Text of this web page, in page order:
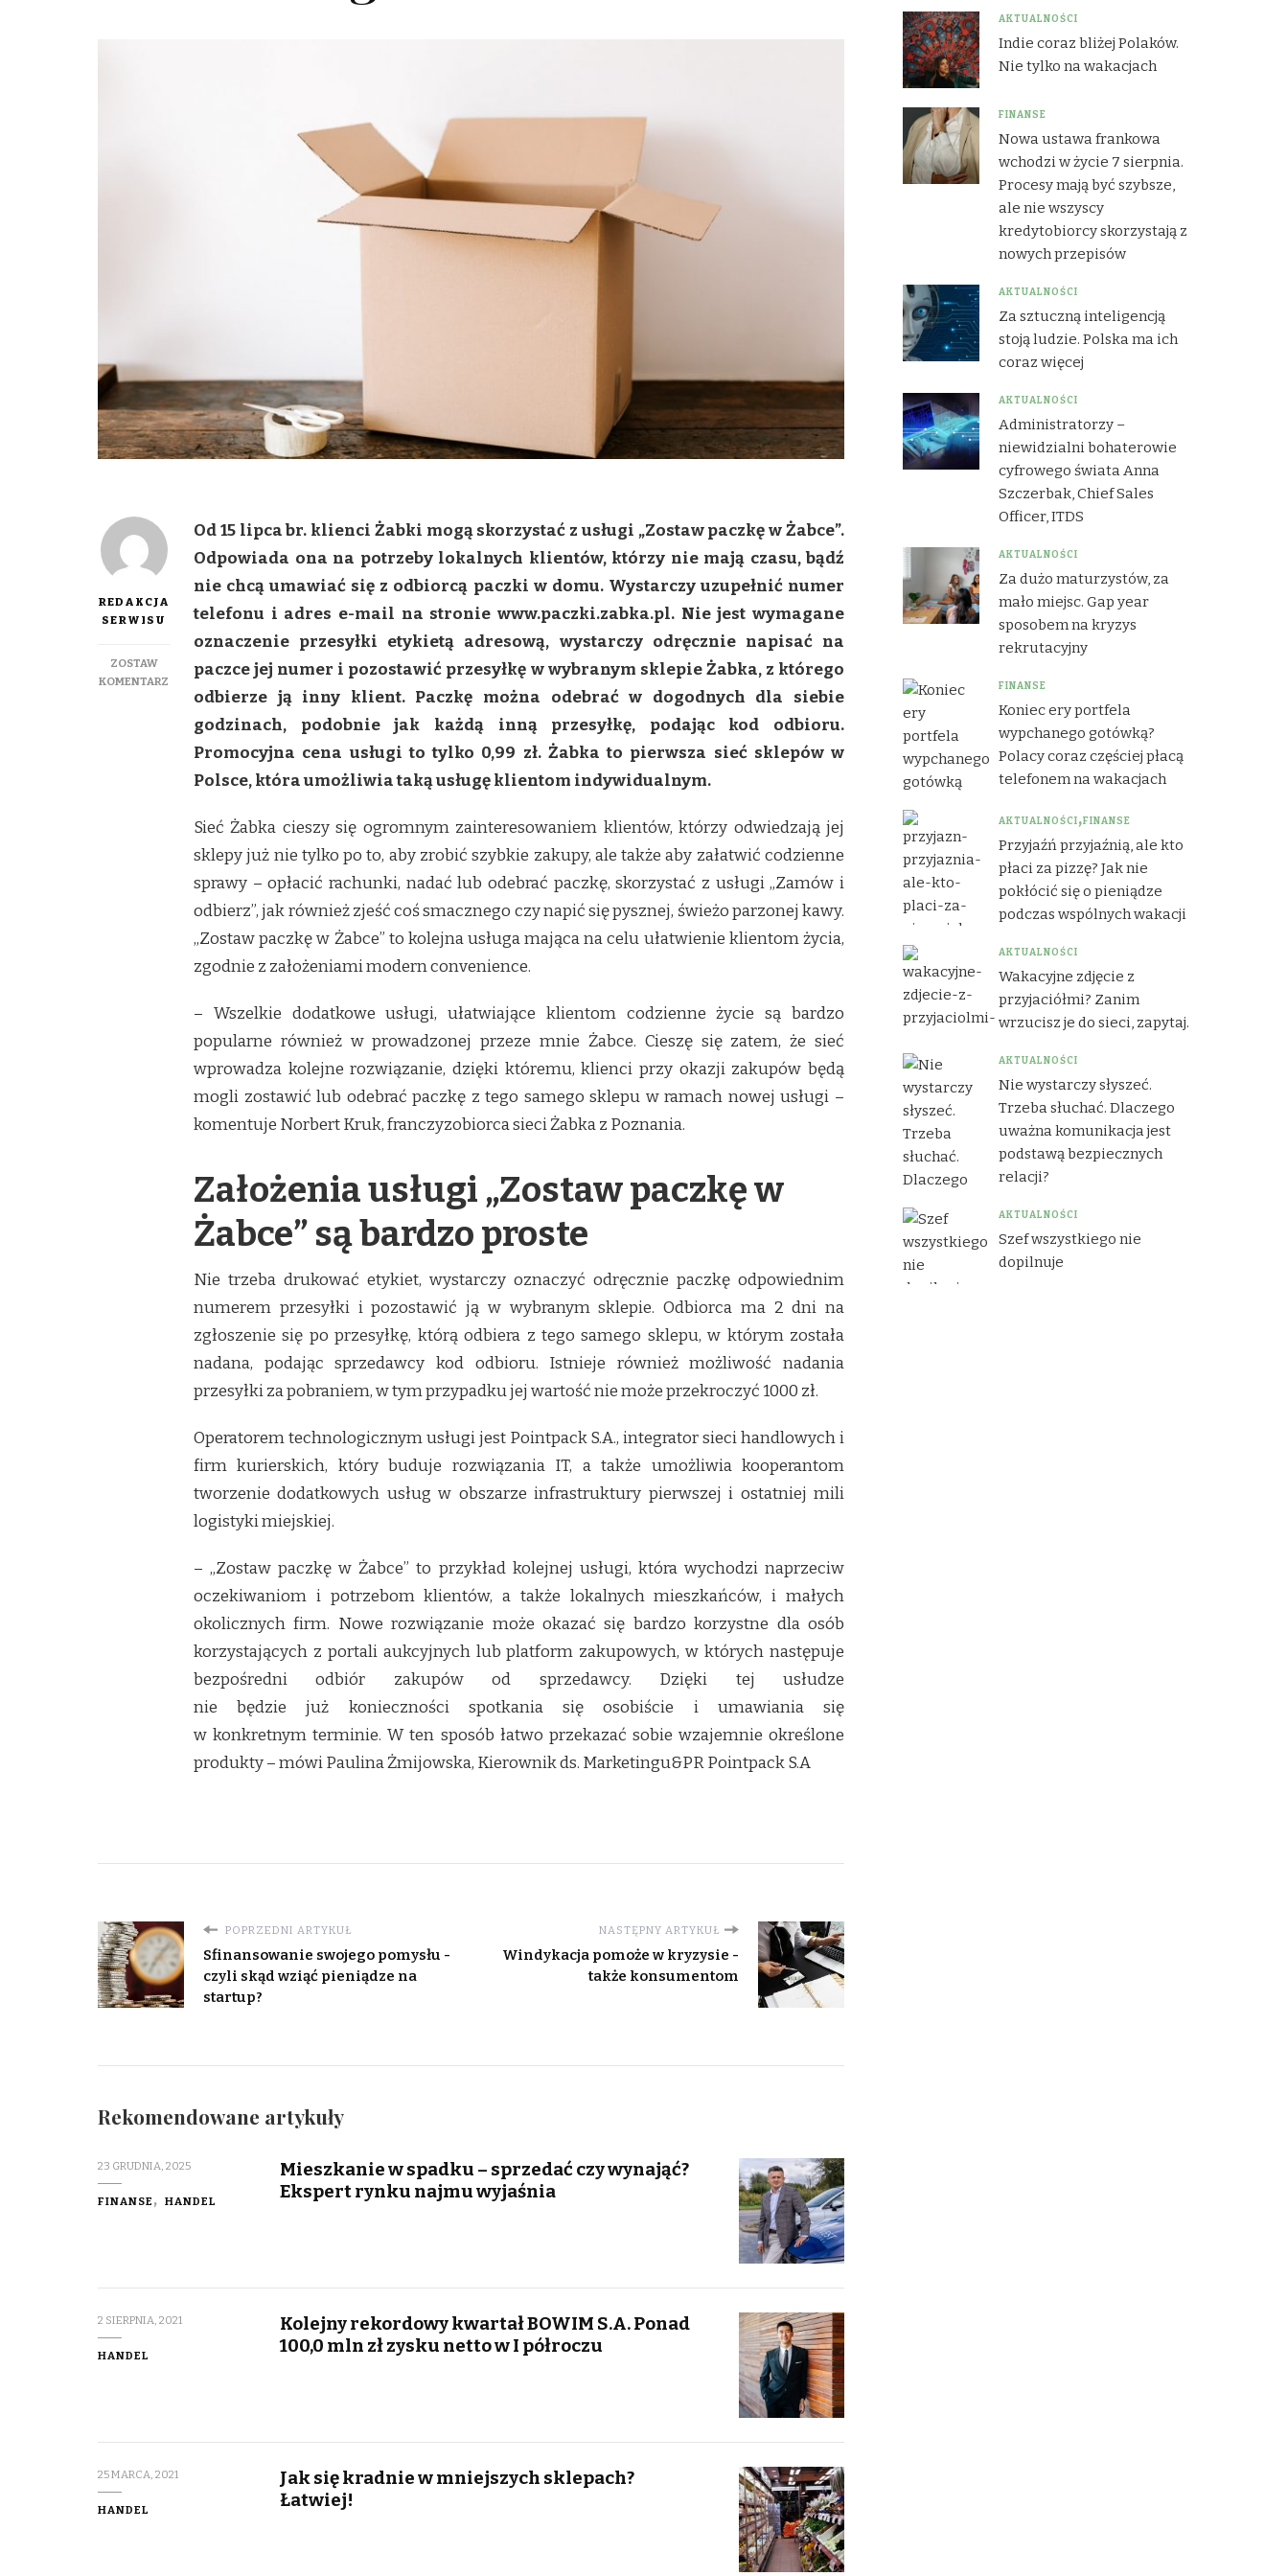
REDAKCJA
SERWISU
ZOSTAW
KOMENTARZ
„ZOSTAW
ŻABCE”
NOWA
SIECI
Od 15 lipca br. klienci Żabki mogą skorzystać z usługi „Zostaw paczkę w Żabce”.
Odpowiada ona na potrzeby lokalnych klientów, którzy nie mają czasu, bądź
nie chcą umawiać się z odbiorcą paczki w domu. Wystarczy uzupełnić numer
telefonu i adres e-mail na stronie www.paczki.zabka.pl. Nie jest wymagane
oznaczenie przesyłki etykietą adresową, wystarczy odręcznie napisać na
paczce jej numer i pozostawić przesyłkę w wybranym sklepie Żabka, z którego
odbierze ją inny klient. Paczkę można odebrać w dogodnych dla siebie
godzinach, podobnie jak każdą inną przesyłkę, podając kod odbioru.
Promocyjna cena usługi to tylko 0,99 zł. Żabka to pierwsza sieć sklepów w
Polsce, która umożliwia taką usługę klientom indywidualnym.
Sieć Żabka cieszy się ogromnym zainteresowaniem klientów, którzy odwiedzają jej
sklepy już nie tylko po to, aby zrobić szybkie zakupy, ale także aby załatwić codzienne
sprawy – opłacić rachunki, nadać lub odebrać paczkę, skorzystać z usługi „Zamów i
odbierz”, jak również zjeść coś smacznego czy napić się pysznej, świeżo parzonej kawy.
„Zostaw paczkę w Żabce” to kolejna usługa mająca na celu ułatwienie klientom życia,
zgodnie z założeniami modern convenience.
– Wszelkie dodatkowe usługi, ułatwiające klientom codzienne życie są bardzo
popularne również w prowadzonej przeze mnie Żabce. Cieszę się zatem, że sieć
wprowadza kolejne rozwiązanie, dzięki któremu, klienci przy okazji zakupów będą
mogli zostawić lub odebrać paczkę z tego samego sklepu w ramach nowej usługi –
komentuje Norbert Kruk, franczyzobiorca sieci Żabka z Poznania.
Założenia usługi „Zostaw paczkę w
Żabce” są bardzo proste
Nie trzeba drukować etykiet, wystarczy oznaczyć odręcznie paczkę odpowiednim
numerem przesyłki i pozostawić ją w wybranym sklepie. Odbiorca ma 2 dni na
zgłoszenie się po przesyłkę, którą odbiera z tego samego sklepu, w którym została
nadana, podając sprzedawcy kod odbioru. Istnieje również możliwość nadania
przesyłki za pobraniem, w tym przypadku jej wartość nie może przekroczyć 1000 zł.
Operatorem technologicznym usługi jest Pointpack S.A., integrator sieci handlowych i
firm kurierskich, który buduje rozwiązania IT, a także umożliwia kooperantom
tworzenie dodatkowych usług w obszarze infrastruktury pierwszej i ostatniej mili
logistyki miejskiej.
– „Zostaw paczkę w Żabce” to przykład kolejnej usługi, która wychodzi naprzeciw
oczekiwaniom i potrzebom klientów, a także lokalnych mieszkańców, i małych
okolicznych firm. Nowe rozwiązanie może okazać się bardzo korzystne dla osób
korzystających z portali aukcyjnych lub platform zakupowych, w których następuje
bezpośredni odbiór zakupów od sprzedawcy. Dzięki tej usłudze
nie będzie już konieczności spotkania się osobiście i umawiania się
w konkretnym terminie. W ten sposób łatwo przekazać sobie wzajemnie określone
produkty – mówi Paulina Żmijowska, Kierownik ds. Marketingu&PR Pointpack S.A
POPRZEDNI ARTYKUŁ
Sfinansowanie swojego pomysłu -
czyli skąd wziąć pieniądze na
startup?
NASTĘPNY ARTYKUŁ
Windykacja pomoże w kryzysie -
także konsumentom
Rekomendowane artykuły
23 GRUDNIA, 2025
FINANSE HANDEL
Mieszkanie w spadku – sprzedać czy wynająć?
Ekspert rynku najmu wyjaśnia
2 SIERPNIA, 2021
HANDEL
Kolejny rekordowy kwartał BOWIM S.A. Ponad
100,0 mln zł zysku netto w I półroczu
25 MARCA, 2021
HANDEL
Jak się kradnie w mniejszych sklepach?
Łatwiej!
AKTUALNOŚCI
Indie coraz bliżej Polaków.
Nie tylko na wakacjach
FINANSE
Nowa ustawa frankowa
wchodzi w życie 7 sierpnia.
Procesy mają być szybsze,
ale nie wszyscy
kredytobiorcy skorzystają z
nowych przepisów
AKTUALNOŚCI
Za sztuczną inteligencją
stoją ludzie. Polska ma ich
coraz więcej
AKTUALNOŚCI
Administratorzy –
niewidzialni bohaterowie
cyfrowego świata Anna
Szczerbak, Chief Sales
Officer, ITDS
AKTUALNOŚCI
Za dużo maturzystów, za
mało miejsc. Gap year
sposobem na kryzys
rekrutacyjny
FINANSE
Koniec ery portfela
wypchanego gotówką?
Polacy coraz częściej płacą
telefonem na wakacjach
AKTUALNOŚCI FINANSE
Przyjaźń przyjaźnią, ale kto
płaci za pizzę? Jak nie
pokłócić się o pieniądze
podczas wspólnych wakacji
AKTUALNOŚCI
Wakacyjne zdjęcie z
przyjaciółmi? Zanim
wrzucisz je do sieci, zapytaj.
AKTUALNOŚCI
Nie wystarczy słyszeć.
Trzeba słuchać. Dlaczego
uważna komunikacja jest
podstawą bezpiecznych
relacji?
AKTUALNOŚCI
Szef wszystkiego nie
dopilnuje